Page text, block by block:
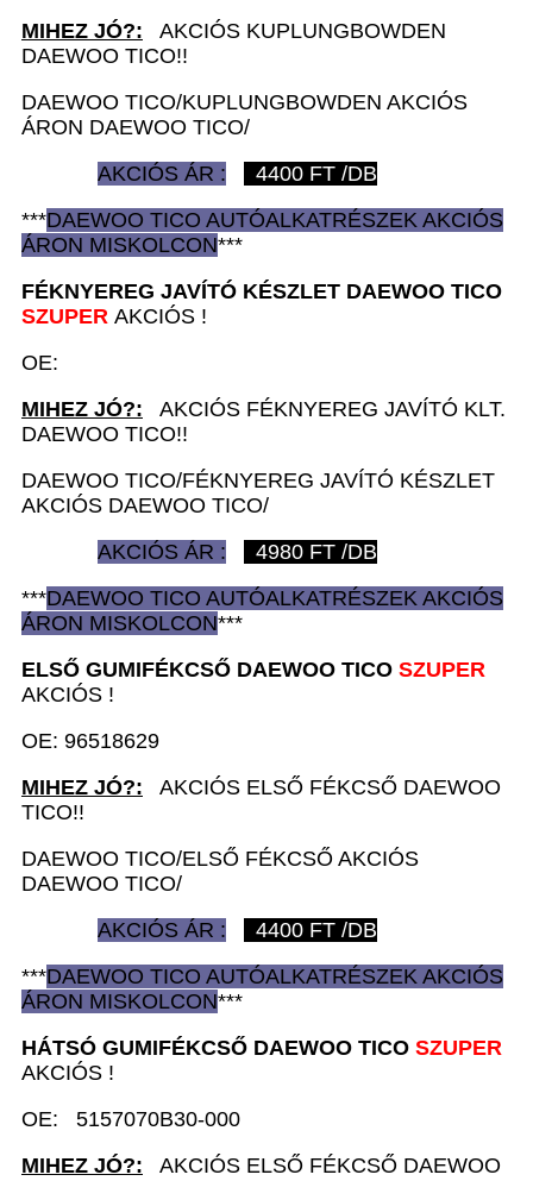
MIHEZ JÓ?: AKCIÓS KUPLUNGBOWDEN
DAEWOO TICO!!
DAEWOO TICO/KUPLUNGBOWDEN AKCIÓS
ÁRON DAEWOO TICO/
AKCIÓS ÁR :
4400 FT /DB
***DAEWOO TICO AUTÓALKATRÉSZEK AKCIÓS
ÁRON MISKOLCON***
FÉKNYEREG JAVÍTÓ KÉSZLET DAEWOO TICO
SZUPER AKCIÓS !
OE:
MIHEZ JÓ?: AKCIÓS FÉKNYEREG JAVÍTÓ KLT.
DAEWOO TICO!!
DAEWOO TICO/FÉKNYEREG JAVÍTÓ KÉSZLET
AKCIÓS DAEWOO TICO/
AKCIÓS ÁR :
4980 FT /DB
***DAEWOO TICO AUTÓALKATRÉSZEK AKCIÓS
ÁRON MISKOLCON***
ELSŐ GUMIFÉKCSŐ DAEWOO TICO SZUPER
AKCIÓS !
OE: 96518629
MIHEZ JÓ?: AKCIÓS ELSŐ FÉKCSŐ DAEWOO
TICO!!
DAEWOO TICO/ELSŐ FÉKCSŐ AKCIÓS
DAEWOO TICO/
AKCIÓS ÁR :
4400 FT /DB
***DAEWOO TICO AUTÓALKATRÉSZEK AKCIÓS
ÁRON MISKOLCON***
HÁTSÓ GUMIFÉKCSŐ DAEWOO TICO SZUPER
AKCIÓS !
OE: 5157070B30-000
MIHEZ JÓ?: AKCIÓS ELSŐ FÉKCSŐ DAEWOO